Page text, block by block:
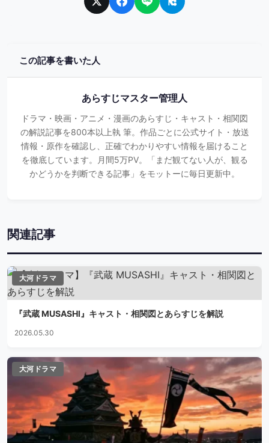
この記事を書いた人
あらすじマスター管理人
ドラマ・映画・アニメ・漫画のあらすじ・キャスト・相関図
の解説記事を800本以上執 筆。作品ごとに公式サイト・放送
情報・原作を確認し、正確でわかりやすい情報を届けること
を徹底しています。月間5万PV。「まだ観てない人が、観る
かどうかを判断できる記事」をモットーに毎日更新中。
関連記事
大河ドラマ
『武蔵 MUSASHI』キャスト・相関図とあらすじを解説
2026.05.30
大河ドラマ